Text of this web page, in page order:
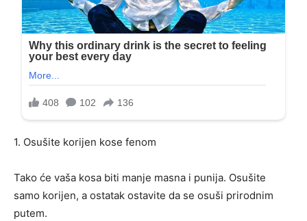
1. Osušite korijen kose fenom
Tako će vaša kosa biti manje masna i punija. Osušite
samo korijen, a ostatak ostavite da se osuši prirodnim
putem.